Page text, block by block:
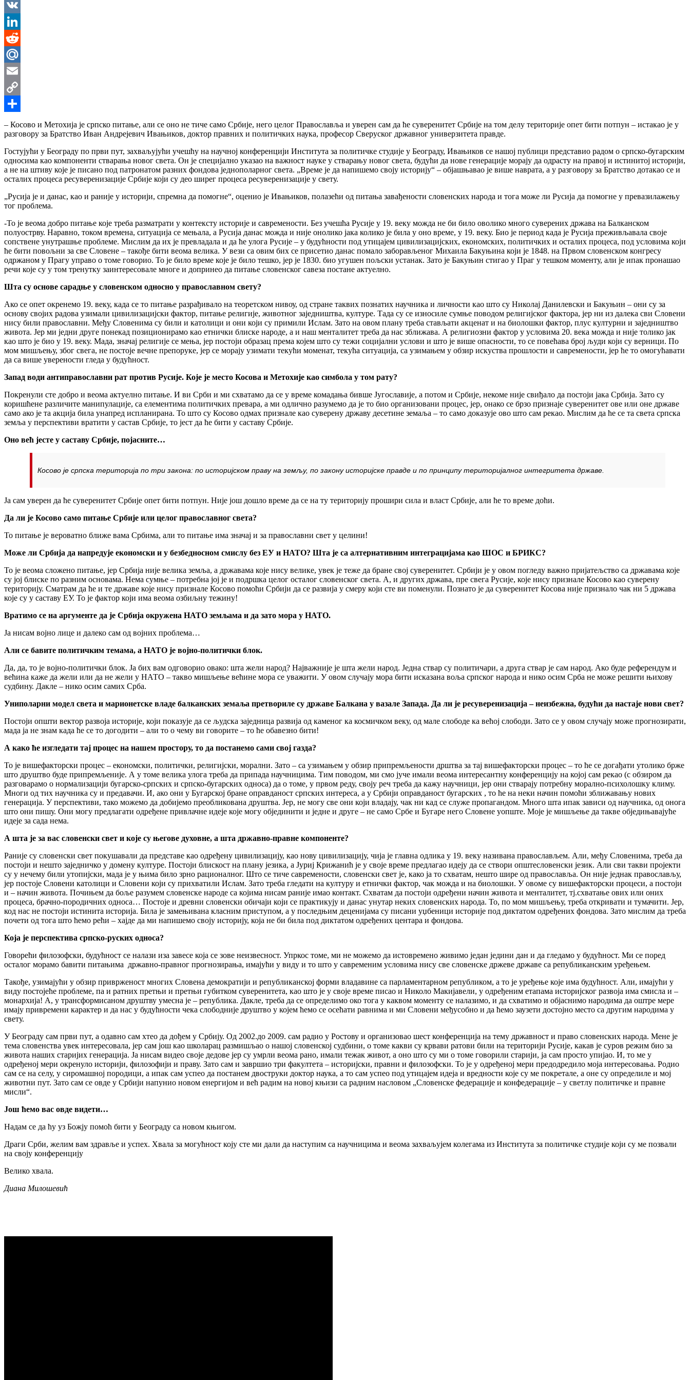
Messenger
VK
LinkedIn
Reddit
Mail.Ru
Email
Copy
Link
Share
– Косово и Метохија је српско питање, али се оно не тиче само Србије, него целог Православља и уверен сам да ће суверенитет Србије на том делу територије опет бити потпун – истакао је у
разговору за Братство Иван Андрејевич Ивањиков, доктор правних и политичких наука, професор Сверуског државног универзитета правде.
Гостујући у Београду по први пут, захваљујући учешћу на научној конференцији Института за политичке студије у Београду, Ивањиков се нашој публици представио радом о српско-бугарским
односима као компоненти стварања новог света. Он је специјално указао на важност науке у стварању новог света, будући да нове генерације морају да одрасту на правој и истинитој историји,
а не на штиву које је писано под патронатом разних фондова једнополарног света. „Време је да напишемо своју историју“ – објашњавао је више наврата, а у разговору за Братство дотакао се и
осталих процеса ресуверенизације Србије који су део ширег процеса ресуверенизације у свету.
„Русија је и данас, као и раније у историји, спремна да помогне“, оценио је Ивањиков, полазећи од питања завађености словенских народа и тога може ли Русија да помогне у превазилажењу
тог проблема.
-То је веома добро питање које треба разматрати у контексту историје и савремености. Без учешћа Русије у 19. веку можда не би било оволико много суверених држава на Балканском
полуострву. Наравно, током времена, ситуација се мењала, а Русија данас можда и није онолико јака колико је била у оно време, у 19. веку. Био је период када је Русија преживљавала своје
сопствене унутрашње проблеме. Мислим да их је превладала и да ће улога Русије – у будућности под утицајем цивилизацијских, економских, политичких и осталих процеса, под условима који
ће бити повољни за све Словене – такође бити веома велика. У вези са овим бих се присетио данас помало заборављеног Михаила Бакуњина који је 1848. на Првом словенском конгресу
одржаном у Прагу управо о томе говорио. То је било време које је било тешко, јер је 1830. био угушен пољски устанак. Зато је Бакуњин стигао у Праг у тешком моменту, али је ипак пронашао
речи које су у том тренутку заинтересовале многе и допринео да питање словенског савеза постане актуелно.
Шта су основе сарадње у словенском односно у православном свету?
Ако се опет окренемо 19. веку, када се то питање разрађивало на теоретском нивоу, од стране таквих познатих научника и личности као што су Николај Данилевски и Бакуњин – они су за
основу својих радова узимали цивилизацијски фактор, питање религије, животног заједништва, културе. Тада су се износиле сумње поводом религијског фактора, јер ни из далека сви Словени
нису били православни. Међу Словенима су били и католици и они који су примили Ислам. Зато на овом плану треба стављати акценат и на биолошки фактор, плус културни и заједништво
живота. Јер ми једни друге понекад позиционирамо као етнички блиске народе, а и наш менталитет треба да нас зближава. А религиозни фактор у условима 20. века можда и није толико јак
као што је био у 19. веку. Мада, значај религије се мења, јер постоји образац према којем што су тежи социјални услови и што је више опасности, то се повећава број људи који су верници. По
мом мишљењу, због свега, не постоје вечне препоруке, јер се морају узимати текући моменат, текућа ситуација, са узимањем у обзир искуства прошлости и савремености, јер ће то омогућавати
да са више уверености гледа у будућност.
Запад води антиправославни рат против Русије. Које је место Косова и Метохије као симбола у том рату?
Покренули сте добро и веома актуелно питање. И ви Срби и ми схватамо да се у време комадања бивше Југославије, а потом и Србије, некоме није свиђало да постоји јака Србија. Зато су
коришћене различите манипулације, са елементима политичких превара, а ми одлично разумемо да је то био организовани процес, јер, онако се брзо признаје суверенитет ове или оне државе
само ако је та акција била унапред испланирана. То што су Косово одмах признале као суверену државу десетине земаља – то само доказује ово што сам рекао. Мислим да ће се та света српска
земља у перспективи вратити у састав Србије, то јест да ће бити у саставу Србије.
Оно већ јесте у саставу Србије, појасните…
Косово је српска територија по три закона: по историјском праву на земљу, по закону историјске правде и по принципу територијалног интегритета државе.
Ја сам уверен да ће суверенитет Србије опет бити потпун. Није још дошло време да се на ту територију прошири сила и власт Србије, али ће то време доћи.
Да ли је Косово само питање Србије или целог православног света?
То питање је вероватно ближе вама Србима, али то питање има значај и за православни свет у целини!
Може ли Србија да напредује економски и у безбедносном смислу без ЕУ и НАТО? Шта је са алтернативним интеграцијама као ШОС и БРИКС?
То је веома сложено питање, јер Србија није велика земља, а државама које нису велике, увек је теже да бране свој суверенитет. Србији је у овом погледу важно пријатељство са државама које
су јој блиске по разним основама. Нема сумње – потребна јој је и подршка целог осталог словенског света. А, и других држава, пре свега Русије, које нису признале Косово као суверену
територију. Сматрам да ће и те државе које нису признале Косово помоћи Србији да се развија у смеру који сте ви поменули. Познато је да суверенитет Косова није признало чак ни 5 држава
које су у саставу ЕУ. То је фактор који има веома озбиљну тежину!
Вратимо се на аргументе да је Србија окружена НАТО земљама и да зато мора у НАТО.
Ја нисам војно лице и далеко сам од војних проблема…
Али се бавите политичким темама, а НАТО је војно-политички блок.
Да, да, то је војно-политички блок. Ја бих вам одговорио овако: шта жели народ? Најважније је шта жели народ. Једна ствар су политичари, а друга ствар је сам народ. Ако буде референдум и
већина каже да жели или да не жели у НАТО – такво мишљење већине мора се уважити. У овом случају мора бити исказана воља српског народа и нико осим Срба не може решити њихову
судбину. Дакле – нико осим самих Срба.
Униполарни модел света и марионетске владе балканских земаља претвориле су државе Балкана у вазале Запада. Да ли је ресуверенизација – неизбежна, будући да настаје нови свет?
Постоји општи вектор развоја историје, који показује да се људска заједница развија од каменог ка космичком веку, од мале слободе ка већој слободи. Зато се у овом случају може прогнозирати,
мада ја не знам када ће се то догодити – али то о чему ви говорите – то ће обавезно бити!
А како ће изгледати тај процес на нашем простору, то да постанемо сами свој газда?
То је вишефакторски процес – економски, политички, религијски, морални. Зато – са узимањем у обзир припремљености дрштва за тај вишефакторски процес – то ће се догађати утолико брже
што друштво буде припремљеније. А у томе велика улога треба да припада научницима. Тим поводом, ми смо јуче имали веома интересантну конференцију на којој сам рекао (с обзиром да
разговарамо о нормализацији бугарско-српских и српско-бугарских односа) да о томе, у првом реду, своју реч треба да кажу научници, јер они стварају потребну морално-психолошку климу.
Многи од тих научника су и предавачи. И, ако они у Бугарској бране оправданост српских интереса, а у Србији оправданост бугарских , то ће на неки начин помоћи зближавању нових
генерација. У перспективи, тако можемо да добијемо преобликована друштва. Јер, не могу све они који владају, чак ни кад се служе пропагандом. Много шта ипак зависи од научника, од онога
што они пишу. Они могу предлагати одређене привлачне идеје које могу објединити и једне и друге – не само Србе и Бугаре него Словене уопште. Моје је мишљење да такве обједињавајуће
идеје за сада нема.
А шта је за вас словенски свет и које су његове духовне, а шта државно-правне компоненте?
Раније су словенски свет покушавали да представе као одређену цивилизацију, као нову цивилизацију, чија је главна одлика у 19. веку називана православљем. Али, међу Словенима, треба да
постоји и нешто заједничко у домену културе. Постоји блискост на плану језика, а Јуриј Крижанић је у своје време предлагао идеју да се створи општесловенски језик. Али сви такви пројекти
су у нечему били утопијски, мада је у њима било зрно рационалног. Што се тиче савремености, словенски свет је, како ја то схватам, нешто шире од православља. Он није једнак православљу,
јер постоје Словени католици и Словени који су прихватили Ислам. Зато треба гледати на културу и етнички фактор, чак можда и на биолошки. У овоме су вишефакторски процеси, а постоји
и – начин живота. Почињем да боље разумем словенске народе са којима нисам раније имао контакт. Схватам да постоји одређени начин живота и менталитет, тј.схватање ових или оних
процеса, брачно-породичних односа… Постоје и древни словенски обичаји који се практикују и данас унутар неких словенских народа. То, по мом мишљењу, треба откривати и тумачити. Јер,
код нас не постоји истинита историја. Била је замењивана класним приступом, а у последњим деценијама су писани уџбеници историје под диктатом одређених фондова. Зато мислим да треба
почети од тога што ћемо рећи – хајде да ми напишемо своју историју, која не би била под диктатом одређених центара и фондова.
Која је перспектива српско-руских односа?
Говорећи филозофски, будућност се налази иза завесе која се зове неизвесност. Упркос томе, ми не можемо да истовремено живимо један једини дан и да гледамо у будућност. Ми се поред
осталог морамо бавити питањима државно-правног прогнозирања, имајући у виду и то што у савременим условима нису све словенске држеве државе са републиканским уређењем.
Такође, узимајући у обзир приврженост многих Словена демократији и републиканској форми владавине са парламентарном републиком, а то је уређење које има будућност. Али, имајући у
виду постојеће проблеме, па и ратних претњи и претњи губитком суверенитета, као што је у своје време писао и Николо Макијавели, у одређеним етапама историјског развоја има смисла и –
монархија! А, у трансформисаном друштву умесна је – република. Дакле, треба да се определимо око тога у каквом моменту се налазимо, и да схватимо и објаснимо народима да оштре мере
имају привремени карактер и да нас у будућности чека слободније друштво у којем ћемо се осећати равнима и ми Словени међусобно и да ћемо заузети достојно место са другим народима у
свету.
У Београду сам први пут, а одавно сам хтео да дођем у Србију. Од 2002.до 2009. сам радио у Ростову и организовао шест конференција на тему државност и право словенских народа. Мене је
тема словенства увек интересовала, јер сам још као школарац размишљао о нашој словенској судбини, о томе какви су крвави ратови били на територији Русије, какав је суров режим био за
живота наших старијих генерација. Ја нисам видео своје дедове јер су умрли веома рано, имали тежак живот, а оно што су ми о томе говорили старији, ја сам просто упијао. И, то ме у
одређеној мери окренуло историји, филозофији и праву. Зато сам и завршио три факултета – историјски, правни и филозофски. То је у одређеној мери предодредило моја интересовања. Родио
сам се на селу, у сиромашној породици, а ипак сам успео да постанем двоструки доктор наука, а то сам успео под утицајем идеја и вредности које су ме покретале, а оне су определиле и мој
животни пут. Зато сам се овде у Србији напунио новом енергијом и већ радим на новој књизи са радним насловом „Словенске федерације и конфедерације – у светлу политичке и правне
мисли“.
Још ћемо вас овде видети…
Надам се да ћу уз Божју помоћ бити у Београду са новом књигом.
Драги Срби, желим вам здравље и успех. Хвала за могућност коју сте ми дали да наступим са научницима и веома захваљујем колегама из Института за политичке студије који су ме позвали
на своју конференцију
Велико хвала.
Диана Милошевић